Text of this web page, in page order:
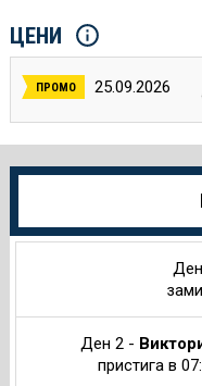
ЦЕНИ
ПРОМО 25.09.2026
Още
за
Ден 2 -
пристига в